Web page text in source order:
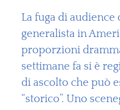
La fuga di audience
generalista in
proporzioni
settimane fa si è
di ascolto che può
“storico”. Uno